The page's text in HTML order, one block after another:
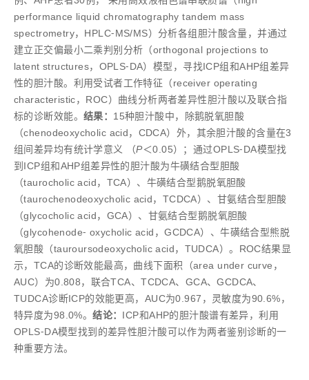
performance liquid chromatography tandem mass
spectrometry，HPLC⁃MS/MS）分析各组胆汁酸含量，并通过
建立正交偏最小二乘判别分析（orthogonal projections to
latent structures，OPLS⁃DA）模型，寻找ICP组和AHP组差异
性的胆汁酸。利用受试者工作特征（receiver operating
characteristic，ROC）曲线分析两者差异性胆汁酸以及联合指
标的诊断效能。 结果： 15种胆汁酸中，除鹅脱氧胆酸
（chenodeoxycholic acid，CDCA）外，其余胆汁酸的含量在3
组间差异均有统计学意义 （P＜0.05）；通过OPLS⁃DA模型找
到ICP组和AHP组差异性的胆汁酸为牛磺结合型胆酸
（taurocholic acid，TCA）、牛磺结合型鹅脱氧胆酸
（taurochenodeoxycholic acid，TCDCA）、甘氨结合型胆酸
（glycocholic acid，GCA）、甘氨结合型鹅脱氧胆酸
（glycohenode⁃ oxycholic acid，GCDCA）、牛磺结合型熊脱
氧胆酸（tauroursodeoxycholic acid，TUDCA）。ROC结果显
示，TCA的诊断效能最高，曲线下面积（area under curve，
AUC）为0.808，联合TCA、TCDCA、GCA、GCDCA、
TUDCA诊断ICP的效能更高，AUC为0.967，灵敏度为90.6%，
特异度为98.0%。结论： ICP和AHP的胆汁酸谱有差异，利用
OPLS⁃DA模型找到的差异性胆汁酸可以作为两者鉴别诊断的一
种重要方法。